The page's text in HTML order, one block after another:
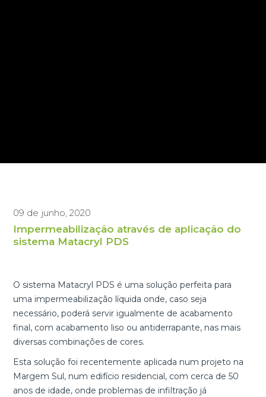
09 de junho, 2020
Impermeabilização através de aplicação do
sistema Matacryl PDS
O sistema Matacryl PDS é uma solução perfeita para
uma impermeabilização líquida onde, caso seja
necessário, poderá servir igualmente de acabamento
final, com acabamento liso ou antiderrapante, nas mais
diversas combinações de cores.
Esta solução foi recentemente aplicada num projeto na
Margem Sul, num edifício residencial, com cerca de 50
anos de idade, onde problemas de infiltração já